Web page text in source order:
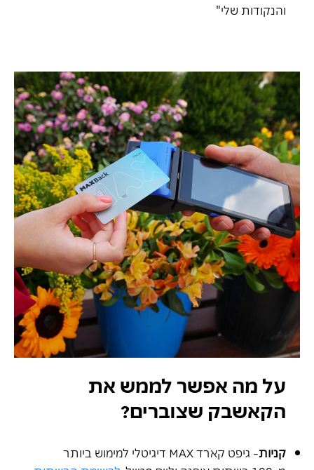
והנקודות שלי"
על מה אפשר לממש את
הקאשבק שצוברים?
קניות
- גיפט קארד MAX דיגיטלי למימוש ביותר